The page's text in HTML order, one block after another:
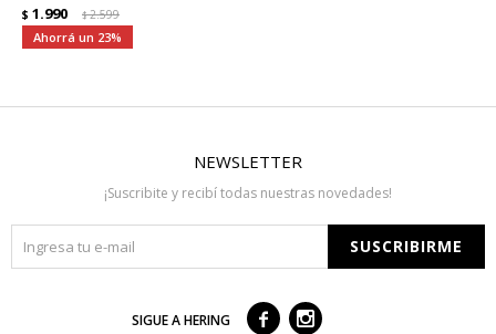
$ 1.990 $2.599
23
NEWSLETTER
¡Suscribite y recibí todas nuestras novedades!
SUSCRIBIRME
SIGUE A HERING  